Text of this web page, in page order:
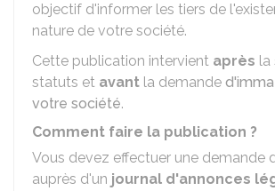
objectif d'informer les tiers de
nature de votre société.
Cette publication intervient après la
statuts et avant la demande
votre société.
Comment faire la publication ?
Vous devez effectuer une demande
auprès d'un journal d'annonces